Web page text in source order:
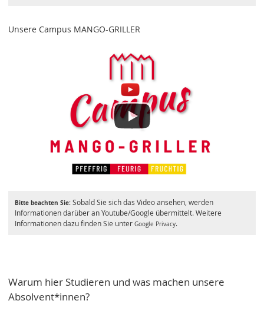
Unsere Campus MANGO-GRILLER
Bitte beachten Sie:Sobald Sie sich das Video ansehen, werden
Informationen darüber an Youtube/Google übermittelt. Weitere
Informationen dazu finden Sie unter Google Privacy.
Warum hier Studieren und was machen unsere
Absolvent*innen?